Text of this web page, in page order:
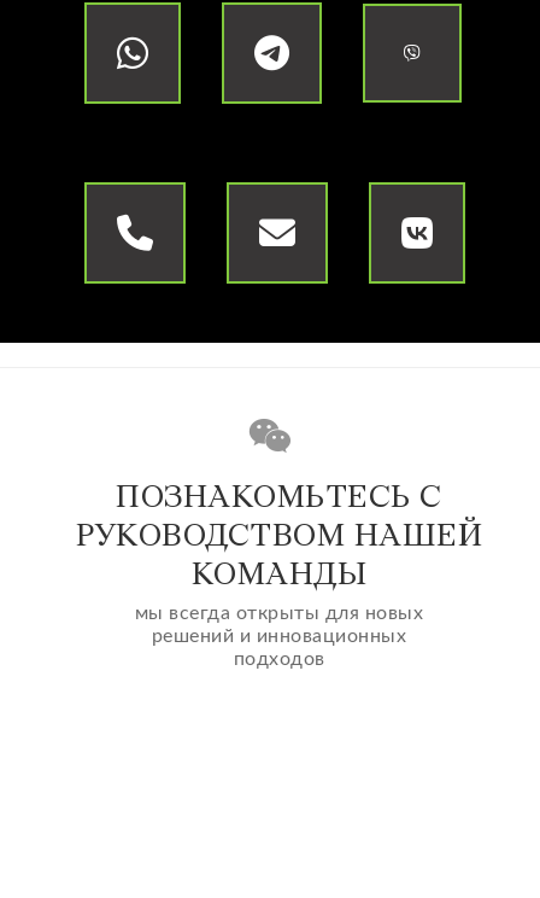
ПОЗНАКОМЬТЕСЬ С
РУКОВОДСТВОМ НАШЕЙ
КОМАНДЫ
мы всегда открыты для новых
решений и инновационных
подходов